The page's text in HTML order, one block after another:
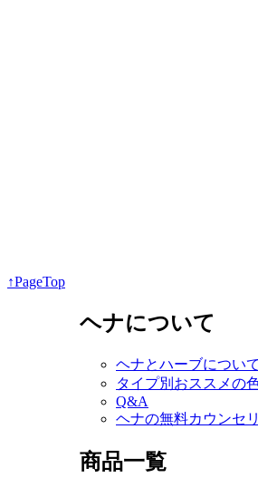
↑PageTop
ヘナについて
ヘナとハーブについて
タイプ別おススメの
Q&A
ヘナの無料カウンセ
商品一覧